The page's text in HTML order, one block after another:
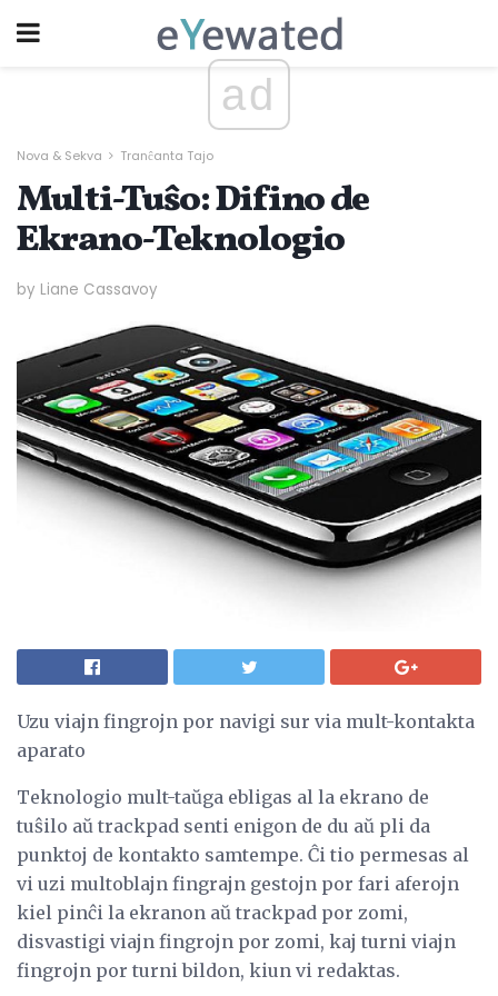
ad
Nova & Sekva Tranĉanta Tajo
Multi-Tuŝo: Difino de
Ekrano-Teknologio
by Liane Cassavoy
Uzu viajn fingrojn por navigi sur via mult-kontakta
aparato
Teknologio mult-taŭga ebligas al la ekrano de
tuŝilo aŭ trackpad senti enigon de du aŭ pli da
punktoj de kontakto samtempe. Ĉi tio permesas al
vi uzi multoblajn fingrajn gestojn por fari aferojn
kiel pinĉi la ekranon aŭ trackpad por zomi,
disvastigi viajn fingrojn por zomi, kaj turni viajn
fingrojn por turni bildon, kiun vi redaktas.